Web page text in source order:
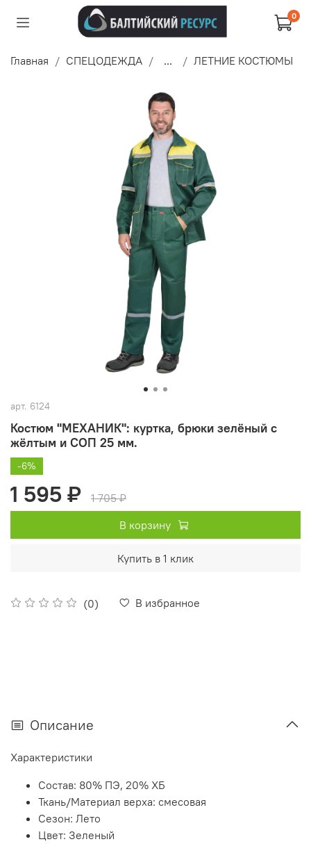
0
Главная СПЕЦОДЕЖДА ... ЛЕТНИЕ КОСТЮМЫ
арт. 6124
Костюм "МЕХАНИК": куртка, брюки зелёный с
жёлтым и СОП 25 мм.
(0) В избранное
-6%
1 595 ₽
1 705 ₽
В корзину
Купить в 1 клик
Описание
Характеристики
Состав: 80% ПЭ, 20% ХБ
Ткань/Материал верха: смесовая
Сезон: Лето
Цвет: Зеленый